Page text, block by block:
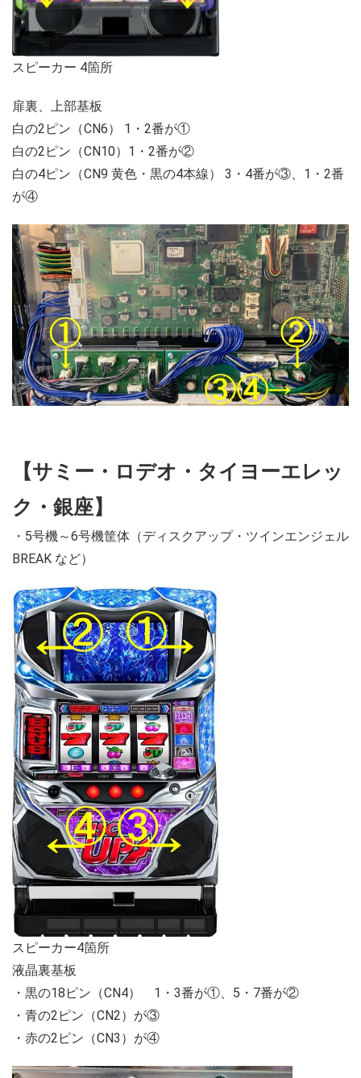
スピーカー 4箇所
扉裏、上部基板
白の2ピン（CN6） 1・2番が①
白の2ピン（CN10）1・2番が②
白の4ピン（CN9 黄色・黒の4本線） 3・4番が③、1・2番
が④
【サミー・ロデオ・タイヨーエレッ
ク・銀座】
・5号機～6号機筐体（ディスクアップ・ツインエンジェル
BREAK など）
スピーカー4箇所
液晶裏基板
・黒の18ピン（CN4） 1・3番が①、5・7番が②
・青の2ピン（CN2）が③
・赤の2ピン（CN3）が④